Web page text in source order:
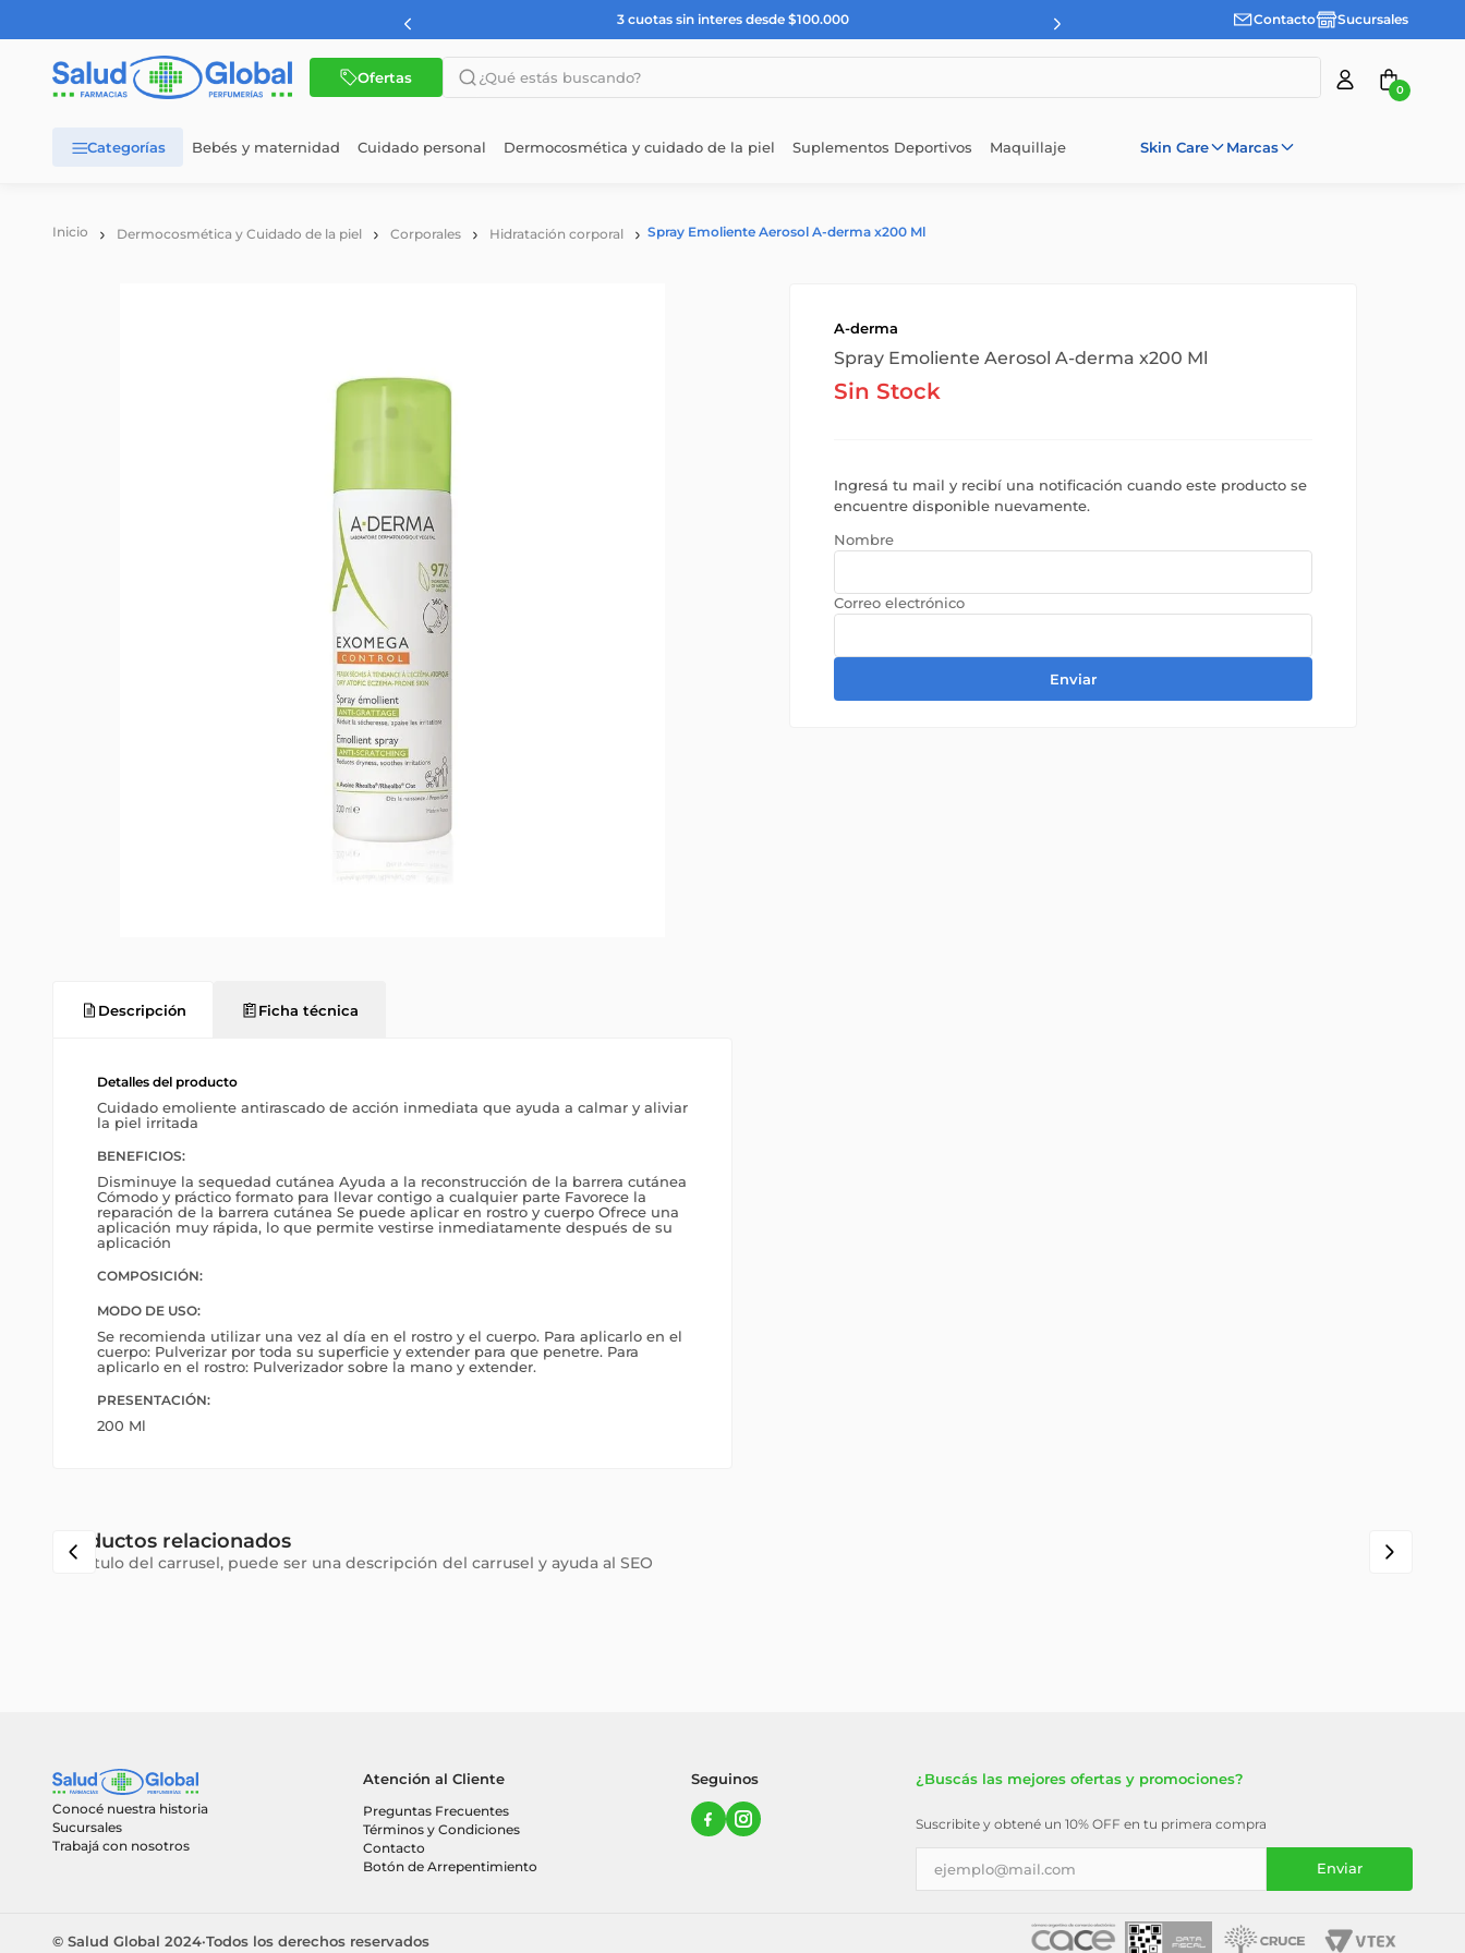
3 cuotas sin interes desde $100.000 Contacto Sucursales
Ofertas
¿Qué estás buscando?
0
Bebés y maternidad Cuidado personal Dermocosmética y cuidado de la piel Suplementos Deportivos Maquillaje Skin Care Marcas
Dermocosmética y Cuidado de la piel Corporales Hidratación corporal Spray Emoliente Aerosol A-derma x200 Ml
Descripción Ficha técnica
Detalles del producto
Cuidado emoliente antirascado de acción inmediata que ayuda a calmar y aliviar
la piel irritada
BENEFICIOS:
Disminuye la sequedad cutánea Ayuda a la reconstrucción de la barrera cutánea
Cómodo y práctico formato para llevar contigo a cualquier parte Favorece la
reparación de la barrera cutánea Se puede aplicar en rostro y cuerpo Ofrece una
aplicación muy rápida, lo que permite vestirse inmediatamente después de su
aplicación
COMPOSICIÓN:
MODO DE USO:
Se recomienda utilizar una vez al día en el rostro y el cuerpo. Para aplicarlo en el
cuerpo: Pulverizar por toda su superficie y extender para que penetre. Para
aplicarlo en el rostro: Pulverizador sobre la mano y extender.
PRESENTACIÓN:
200 Ml
A-derma
Spray Emoliente Aerosol A-derma x200 Ml
Sin Stock
Ingresá tu mail y recibí una notificación cuando este producto se
encuentre disponible nuevamente.
Enviar
Productos relacionados
Subtítulo del carrusel, puede ser una descripción del carrusel y ayuda al SEO
Conocé nuestra historia
Sucursales
Trabajá con nosotros
Atención al Cliente
Preguntas Frecuentes
Términos y Condiciones
Contacto
Botón de Arrepentimiento
Seguinos ¿Buscás las mejores ofertas y promociones?
Suscribite y obtené un 10% OFF en tu primera compra
Enviar
© Salud Global 2024·Todos los derechos reservados